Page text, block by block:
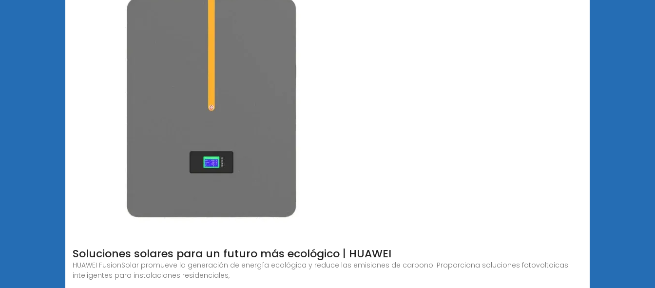
Soluciones solares para un futuro más ecológico | HUAWEI
HUAWEI FusionSolar promueve la generación de energía ecológica y reduce las emisiones de carbono. Proporciona soluciones fotovoltaicas
inteligentes para instalaciones residenciales,